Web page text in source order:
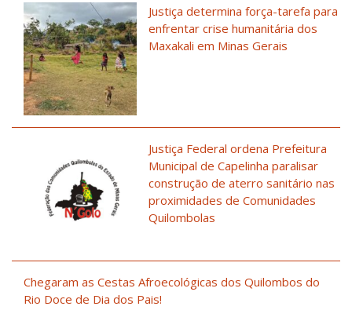
Justiça determina força-tarefa para
enfrentar crise humanitária dos
Maxakali em Minas Gerais
Justiça Federal ordena Prefeitura
Municipal de Capelinha paralisar
construção de aterro sanitário nas
proximidades de Comunidades
Quilombolas
Chegaram as Cestas Afroecológicas dos Quilombos do
Rio Doce de Dia dos Pais!